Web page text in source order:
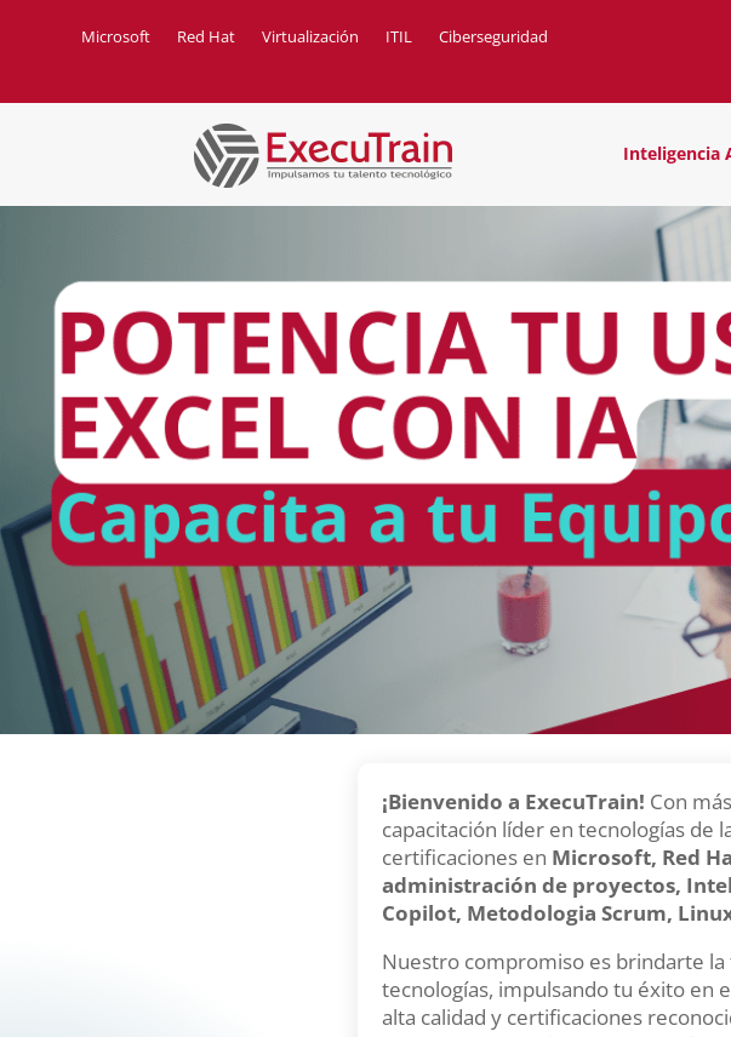
Microsoft Red Hat Virtualización ITIL Ciberseguridad
Inteligencia
¡Bienvenido a ExecuTrain! Con
capacitación líder en tecnologías de
certificaciones en Microsoft, Red
administración de proyectos,
Copilot, Metodologia Scrum,
Nuestro compromiso es brindarte la
tecnologías, impulsando tu éxito en
alta calidad y certificaciones